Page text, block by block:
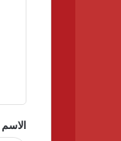
ق
*
الاسم